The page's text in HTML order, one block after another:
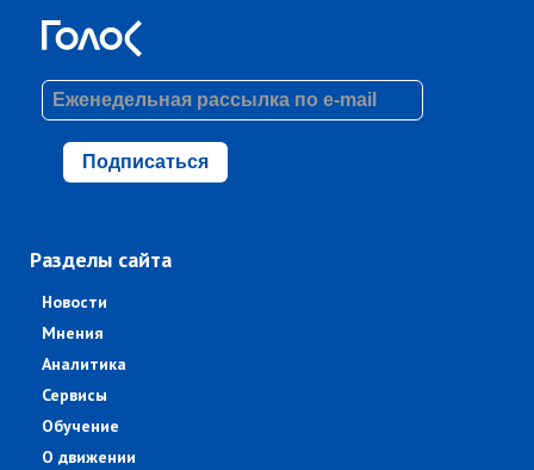
Подписаться
Разделы сайта
Новости
Мнения
Аналитика
Сервисы
Обучение
О движении